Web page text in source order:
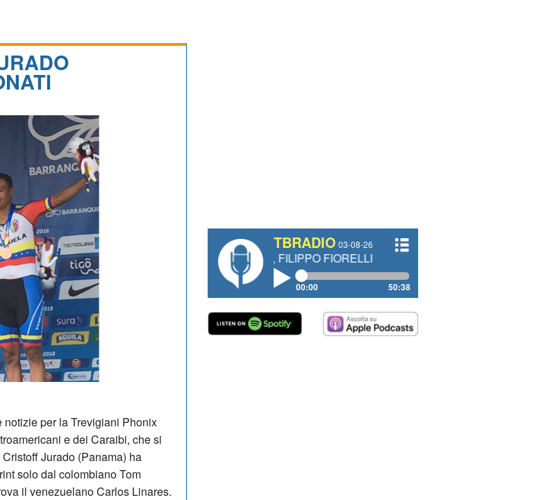
notizie per la Trevigiani Phonix
e dei Caraibi, che si
Jurado (Panama) ha
solo dal colombiano Tom
il venezuelano Carlos Linares.
TBRADIO 03-08-26
GIANETTI, ANDREA VENDRAME, FILIPPO FIORELLI
00:00 50:38